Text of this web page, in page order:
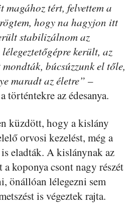
magához tért, felvettem a
hogy na hagyjon itt
stabilizálnom az
került, az
búcsúzzunk el tőle,
maradt az életre” –
történtekre az édesanya.
küzdött, hogy a kislány
orvosi kezelést, még a
eladták. A kislánynak az
koponya csont nagy részét
önállóan lélegezni sem
is végeztek rajta.